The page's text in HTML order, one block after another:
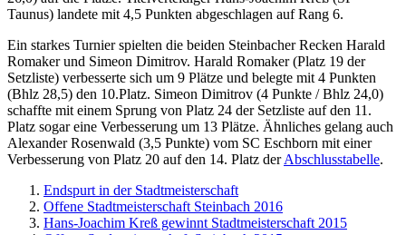
Taunus) landete mit 4,5 Punkten abgeschlagen auf Rang 6.
Ein starkes Turnier spielten die beiden Steinbacher Recken Harald
Romaker und Simeon Dimitrov. Harald Romaker (Platz 19 der
Setzliste) verbesserte sich um 9 Plätze und belegte mit 4 Punkten
(Bhlz 28,5) den 10.Platz. Simeon Dimitrov (4 Punkte / Bhlz 24,0)
schaffte mit einem Sprung von Platz 24 der Setzliste auf den 11.
Platz sogar eine Verbesserung um 13 Plätze. Ähnliches gelang auch
Alexander Rosenwald (3,5 Punkte) vom SC Eschborn mit einer
Verbesserung von Platz 20 auf den 14. Platz derAbschlusstabelle.
Endspurt in der Stadtmeisterschaft
Offene Stadtmeisterschaft Steinbach 2016
Hans-Joachim Kreß gewinnt Stadtmeisterschaft 2015